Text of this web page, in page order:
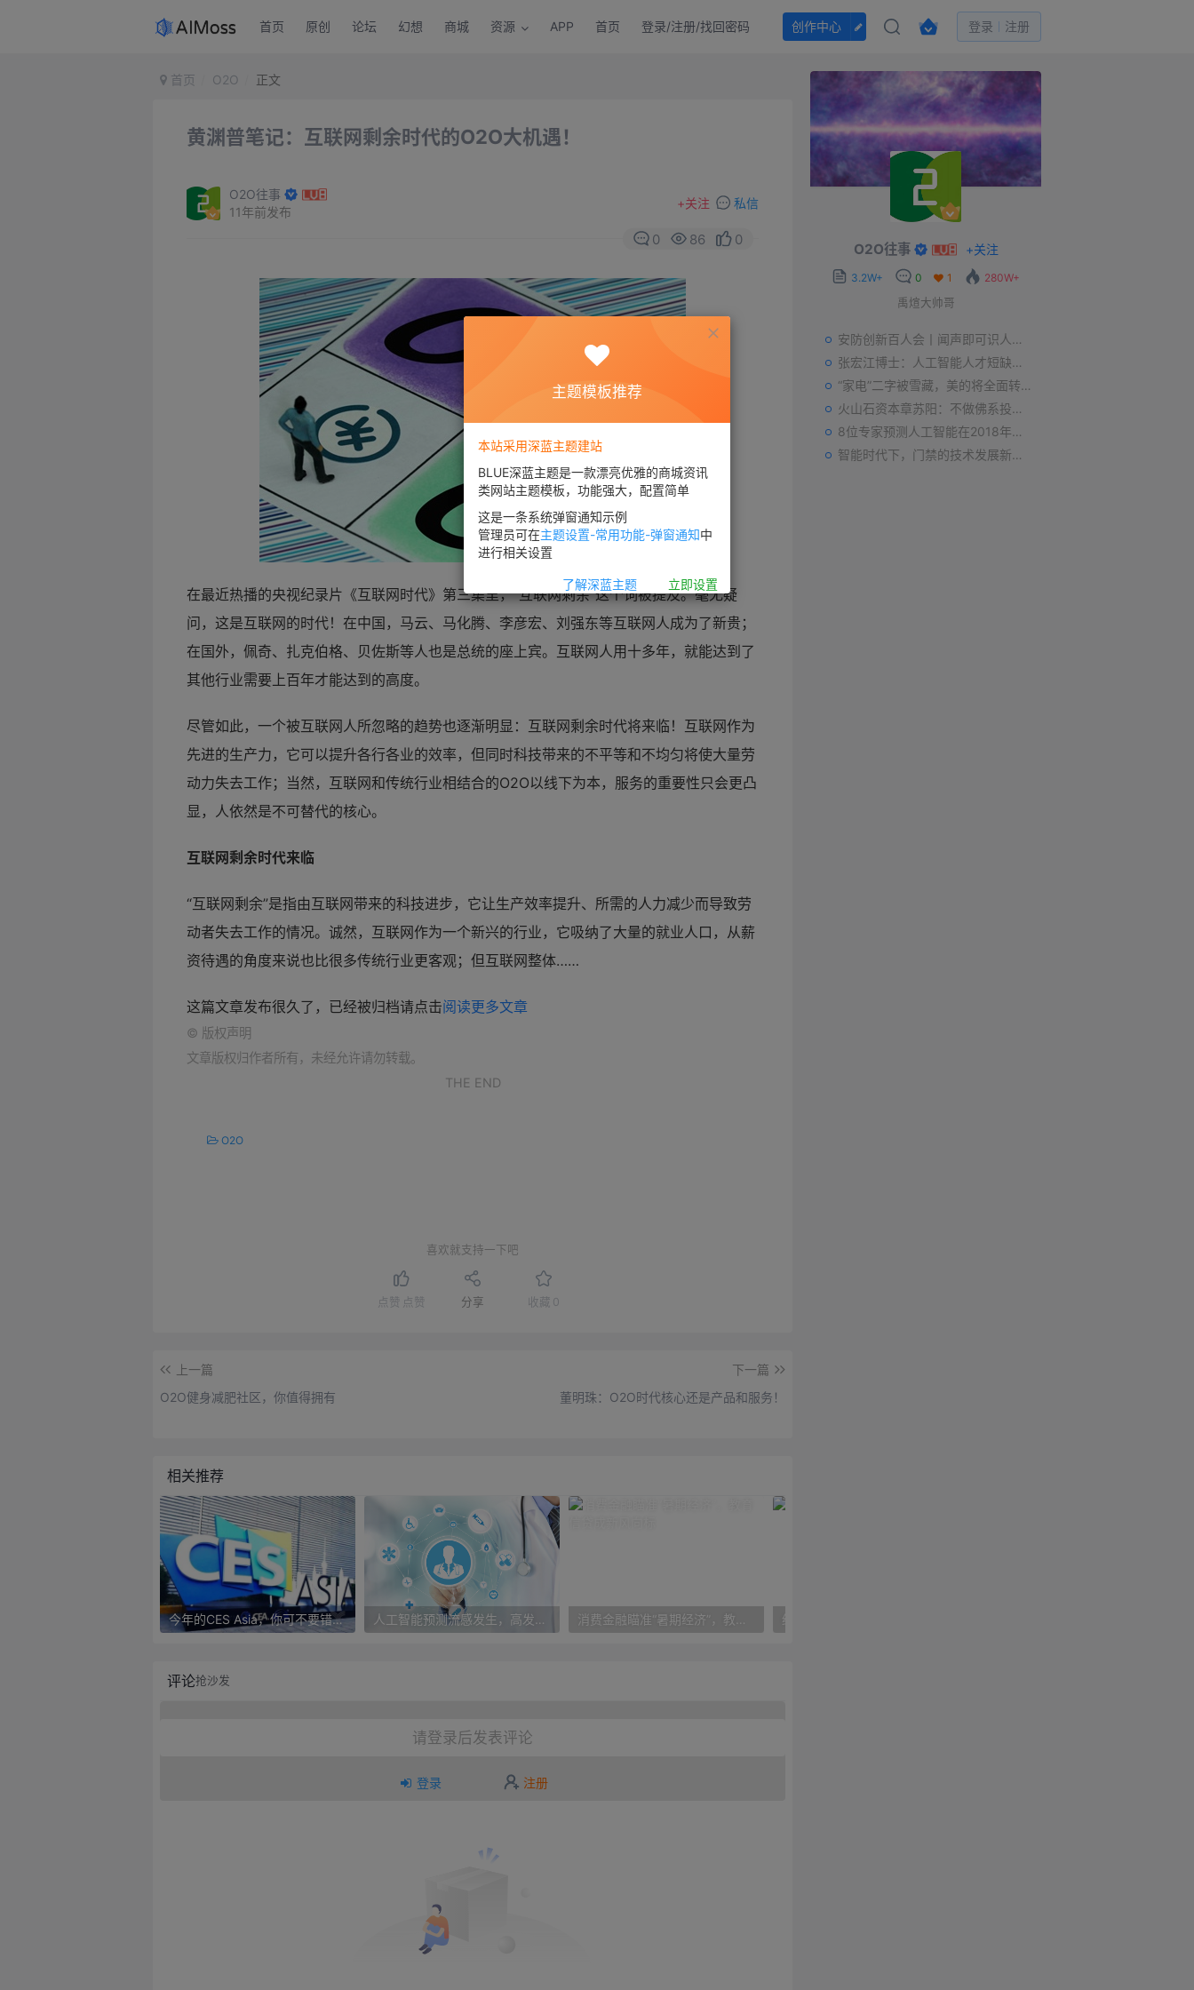
首页 原创 论坛 幻想 商城 资源 APP 首页 登录/注册/找回密码 创作中心 登录 注册
首页 O2O 正文
黄渊普笔记：互联网剩余时代的O2O大机遇！
O2O往事
11年前发布
+关注 私信
0 86 0
在最近热播的央视纪录片《互联网时代》第三集里，“互联网剩余”这个词被提及。毫无疑
问，这是互联网的时代！在中国，马云、马化腾、李彦宏、刘强东等互联网人成为了新贵；
在国外，佩奇、扎克伯格、贝佐斯等人也是总统的座上宾。互联网人用十多年，就能达到了
其他行业需要上百年才能达到的高度。
尽管如此，一个被互联网人所忽略的趋势也逐渐明显：互联网剩余时代将来临！互联网作为
先进的生产力，它可以提升各行各业的效率，但同时科技带来的不平等和不均匀将使大量劳
动力失去工作；当然，互联网和传统行业相结合的O2O以线下为本，服务的重要性只会更凸
显，人依然是不可替代的核心。
互联网剩余时代来临
“互联网剩余”是指由互联网带来的科技进步，它让生产效率提升、所需的人力减少而导致劳
动者失去工作的情况。诚然，互联网作为一个新兴的行业，它吸纳了大量的就业人口，从薪
资待遇的角度来说也比很多传统行业更客观；但互联网整体……
这篇文章发布很久了，已经被归档请点击阅读更多文章
© 版权声明
文章版权归作者所有，未经允许请勿转载。
THE END
O2O
喜欢就支持一下吧
点赞 点赞 分享 收藏 0
上一篇
O2O健身减肥社区，你值得拥有
下一篇
董明珠：O2O时代核心还是产品和服务！
相关推荐
今年的CES Asia，你可不要错过这些自动驾驶看点
评论抢沙发
请登录后发表评论
登录 注册
O2O往事 +关注
3.2W+ 0 1
280W+
禹煊大帅哥
安防创新百人会丨闻声即可识人，虚拟诈骗的克星——声纹识别
张宏江博士：人工智能人才短缺是世界性问题
“家电”二字被雪藏，美的将全面转型智能制造？
火山石资本章苏阳：不做佛系投资人，为企业价值战斗到底
8位专家预测人工智能在2018年对我们的影响
智能时代下，门禁的技术发展新趋势
主题模板推荐
本站采用深蓝主题建站
BLUE深蓝主题是一款漂亮优雅的商城资讯
类网站主题模板，功能强大，配置简单
这是一条系统弹窗通知示例
管理员可在主题设置-常用功能-弹窗通知中
进行相关设置
了解深蓝主题 立即设置